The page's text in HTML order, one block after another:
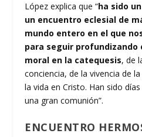
López explica que “ha sido
un encuentro eclesial de
mundo entero en el que
para seguir profundizando
moral en la catequesis, de
conciencia, de la vivencia de
la vida en Cristo. Han sido
una gran comunión”.
ENCUENTRO